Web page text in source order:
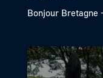
Bonjour Bretagne